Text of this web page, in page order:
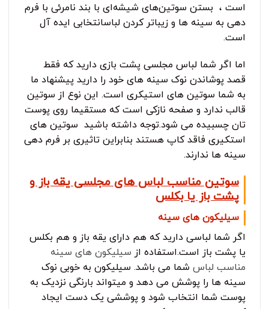
است ، بستن سوتین‌های شیشه‌ای با بند نامرئی با فرم
دهی به سینه ها و زیباتر کردن لباسانتخابی ایده آل
است.
اما اگر شما لباس مجلسی پشت بازی دارید که فقط
قصد پوشاندن نوک سینه های خود را دارید پیشنهاد ما
به شما سوتین های استیکری است. این نوع از سوتین
قالب ندارد و صفحه نازکی است که مستقیما روی پوست
تان چسبیده می شود.توجه داشته باشید سوتین های
استکیری فاقد کاپ هستند بنابراین تاثیری بر فرم دهی
سینه ها ندارند.
سوتین مناسب لباس های مجلسی یقه باز و
پشت باز یا بکلس
سیلیکون های سینه
اگر شما لباسی دارید که هم دارای یقه باز و هم بکلس
یا پشت باز است.استفاده از سیلیکون های سینه
مناسب لباس شما می باشد. سیلیکون به خوبی نوک
سینه ها را پوشش می دهد و میتواند بارنگی نزدیک به
پوست شما انتخاب شود و پوششی یک دست ایجاد